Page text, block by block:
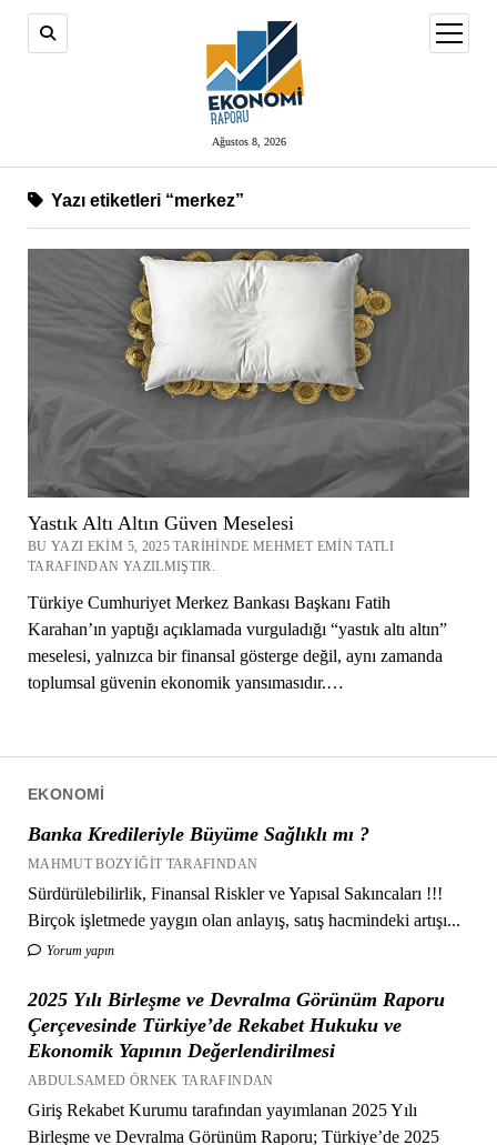
Ağustos 8, 2026
aç
EKONOMI
Banka Kredileriyle Büyüme Sağlıklı mı ?
MAHMUT BOZYIĞIT TARAFINDAN
Sürdürülebilirlik, Finansal Riskler ve Yapısal Sakıncaları !!!
Birçok işletmede yaygın olan anlayış, satış hacmindeki artışı...
Yorum yapın
2025 Yılı Birleşme ve Devralma Görünüm Raporu
Çerçevesinde Türkiye’de Rekabet Hukuku ve
Ekonomik Yapının Değerlendirilmesi
ABDULSAMED ÖRNEK TARAFINDAN
Giriş Rekabet Kurumu tarafından yayımlanan 2025 Yılı
Birleşme ve Devralma Görünüm Raporu; Türkiye’de 2025
Yazı etiketleri “merkez”
Yastık Altı Altın Güven Meselesi
BU YAZI EKIM 5, 2025 TARIHINDE MEHMET EMIN TATLI
TARAFINDAN YAZILMIŞTIR.
Türkiye Cumhuriyet Merkez Bankası Başkanı Fatih
Karahan’ın yaptığı açıklamada vurguladığı “yastık altı altın”
meselesi, yalnızca bir finansal gösterge değil, aynı zamanda
toplumsal güvenin ekonomik yansımasıdır.…